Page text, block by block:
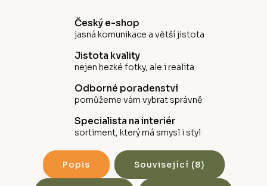
Český e-shop
jasná komunikace a větší jistota
Jistota kvality
nejen hezké fotky, ale i realita
Odborné poradenství
pomůžeme vám vybrat správně
Specialista na interiér
sortiment, který má smysl i styl
Popis Související (8)